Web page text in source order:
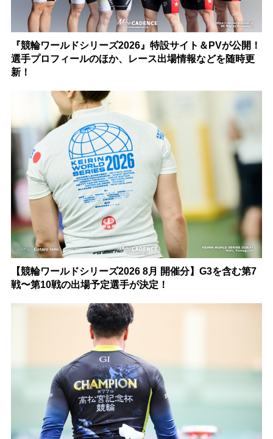
『競輪ワールドシリーズ2026』特設サイト＆PVが公開！
選手プロフィールのほか、レース出場情報などを随時更
新！
【競輪ワールドシリーズ2026 8月 開催分】G3を含む第7
戦〜第10戦の出場予定選手が決定！